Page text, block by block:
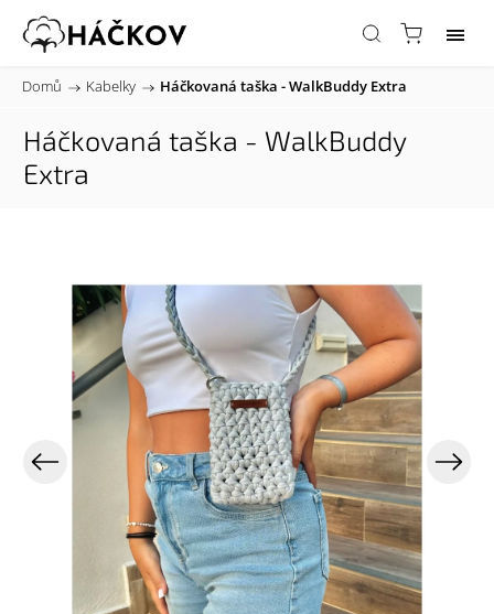
Domů / Kabelky / Háčkovaná taška - WalkBuddy Extra
Háčkovaná taška - WalkBuddy
Extra